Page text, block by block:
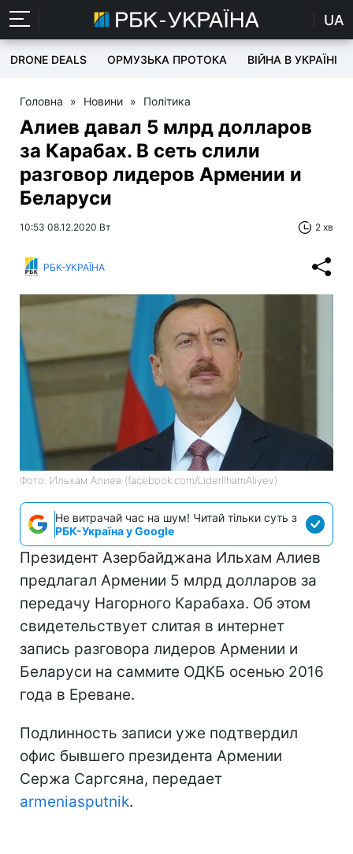
UA
DRONE DEALS ОРМУЗЬКА ПРОТОКА ВІЙНА В УКРАЇНІ
Головна » Новини » Політика
Алиев давал 5 млрд долларов
за Карабах. В сеть слили
разговор лидеров Армении и
Беларуси
10:53 08.12.2020 Вт 2 хв
РБК-УКРАЇНА
Фото: Ильхам Алиев (facebook.com/LiderIlhamAliyev)
Не витрачай час на шум! Читай тільки суть з
РБК-Україна у Google
Президент Азербайджана Ильхам Алиев
предлагал Армении 5 млрд долларов за
передачу Нагорного Карабаха. Об этом
свидетельствует слитая в интернет
запись разговора лидеров Армении и
Беларуси на саммите ОДКБ осенью 2016
года в Ереване.
Подлинность записи уже подтвердил
офис бывшего президента Армении
Сержа Саргсяна, передает
armeniasputnik.